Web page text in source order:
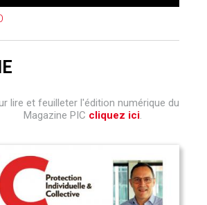
lire et feuilleter l'édition numérique du
Magazine PIC cliquez ici.